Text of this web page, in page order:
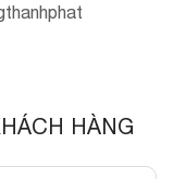
HÀNG